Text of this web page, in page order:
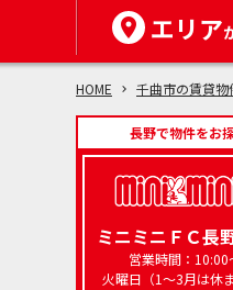
エリア
HOME 千曲市の賃貸物
長野で物件をお
ミニミニＦＣ長
営業時間：10:00
火曜日（1～3月は休